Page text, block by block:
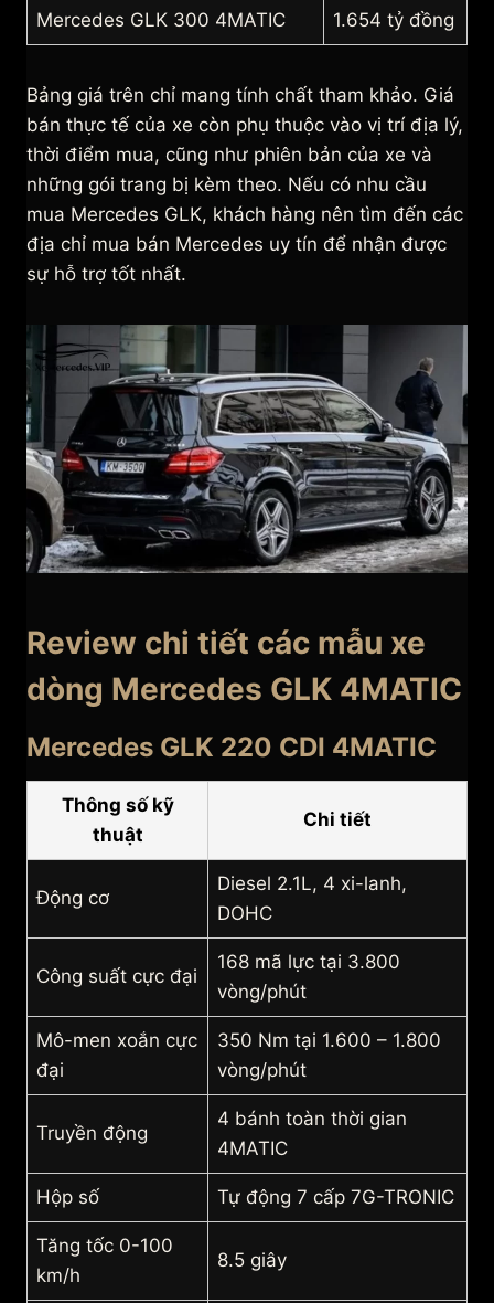
Mercedes GLK 300 4MATIC 1.654 tỷ đồng
Bảng giá trên chỉ mang tính chất tham khảo. Giá
bán thực tế của xe còn phụ thuộc vào vị trí địa lý,
thời điểm mua, cũng như phiên bản của xe và
những gói trang bị kèm theo. Nếu có nhu cầu
mua Mercedes GLK, khách hàng nên tìm đến các
địa chỉ mua bán Mercedes uy tín để nhận được
sự hỗ trợ tốt nhất.
Review chi tiết các mẫu xe
dòng Mercedes GLK 4MATIC
Mercedes GLK 220 CDI 4MATIC
Thông số kỹ
thuật
Chi tiết
Động cơ
Diesel 2.1L, 4 xi-lanh,
DOHC
Công suất cực đại
168 mã lực tại 3.800
vòng/phút
Mô-men xoắn cực
đại
350 Nm tại 1.600 – 1.800
vòng/phút
Truyền động
4 bánh toàn thời gian
4MATIC
Hộp số Tự động 7 cấp 7G-TRONIC
Tăng tốc 0-100
km/h
8.5 giây